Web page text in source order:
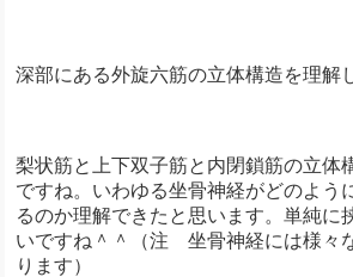
深部にある外旋六筋の立体構造を理解
梨状筋と上下双子筋と内閉鎖筋の立体
ですね。 いわゆる坐骨神経がどのよう
るのか理解できたと思います。単純に
いですね＾＾（注 坐骨神経には様々
ります）